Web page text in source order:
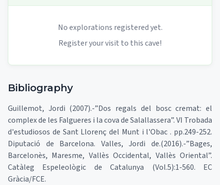
No explorations registered yet.
Register your visit to this cave!
Bibliography
Guillemot, Jordi (2007).-”Dos regals del bosc cremat: el
complex de les Falgueres i la cova de Salallassera”. VI Trobada
d'estudiosos de Sant Llorenç del Munt i l'Obac . pp.249-252.
Diputació de Barcelona. Valles, Jordi de.(2016).-”Bages,
Barcelonès, Maresme, Vallès Occidental, Vallès Oriental”.
Catàleg Espeleològic de Catalunya (Vol.5):1-560. EC
Gràcia/FCE.